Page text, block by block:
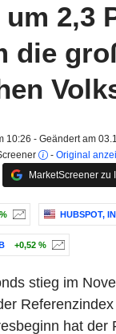
2,3
die
10:26 - Geändert am
- Original
MarketScreener zu
HUBSPOT,
+0,52 %
stieg im
hat der